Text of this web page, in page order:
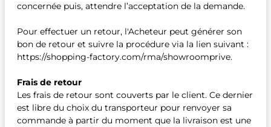
concernée puis, attendre l’acceptation de la demande.
Pour effectuer un retour, l'Acheteur peut générer son
bon de retour et suivre la procédure via la lien suivant :
https://shopping-factory.com/rma/showroomprive.
Frais de retour
Les frais de retour sont couverts par le client. Ce dernier
est libre du choix du transporteur pour renvoyer sa
commande à partir du moment que la livraison est une